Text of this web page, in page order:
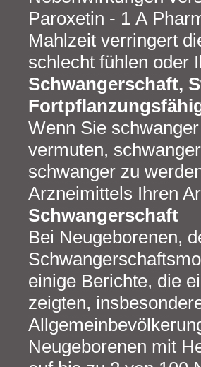
Paroxetin - 1 A
Mahlzeit verringert
schlecht fühlen oder
Schwangerschaft,
Wenn Sie
vermuten,
schwanger zu
Arzneimittels Ihren
Schwangerschaft
Bei Neugeborenen,
einige Berichte, die
zeigten,
Neugeborenen mit